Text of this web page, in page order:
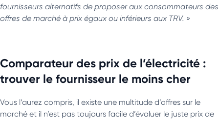
fournisseurs alternatifs de proposer aux consommateurs des
offres de marché à prix égaux ou inférieurs aux TRV. »
Comparateur des prix de l’électricité :
trouver le fournisseur le moins cher
Vous l’aurez compris, il existe une multitude d’offres sur le
marché et il n’est pas toujours facile d’évaluer le juste prix de